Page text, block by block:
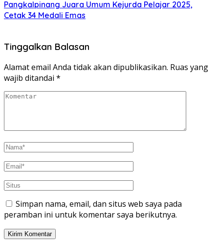
Pangkalpinang Juara Umum Kejurda Pelajar 2025,
Cetak 34 Medali Emas
Tinggalkan Balasan
Alamat email Anda tidak akan dipublikasikan. Ruas yang
wajib ditandai *
Simpan nama, email, dan situs web saya pada
peramban ini untuk komentar saya berikutnya.